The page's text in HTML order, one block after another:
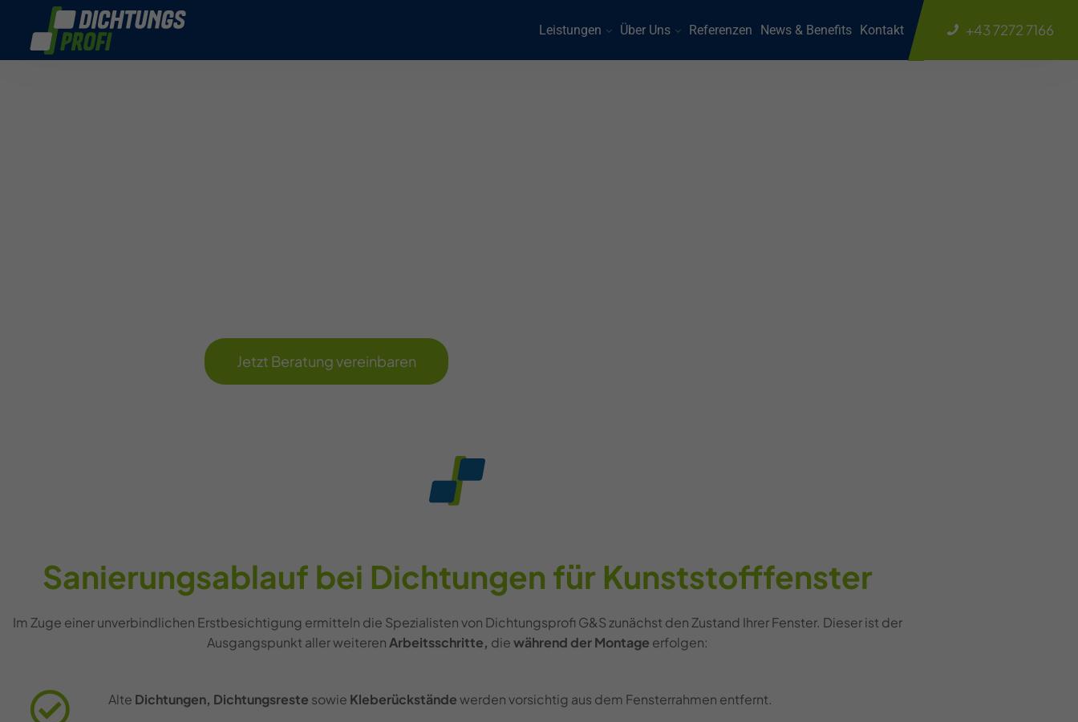
Leistungen Über Uns Referenzen News & Benefits Kontakt +43 7272 7166
Jetzt Beratung vereinbaren
Sanierungsablauf bei Dichtungen für Kunststofffenster
Im Zuge einer unverbindlichen Erstbesichtigung ermitteln die Spezialisten von Dichtungsprofi G&S zunächst den Zustand Ihrer Fenster. Dieser ist der
Ausgangspunkt aller weiteren Arbeitsschritte, diewährend der Montage erfolgen:
Alte Dichtungen, Dichtungsreste sowie Kleberückständewerden vorsichtig aus dem Fensterrahmen entfernt.